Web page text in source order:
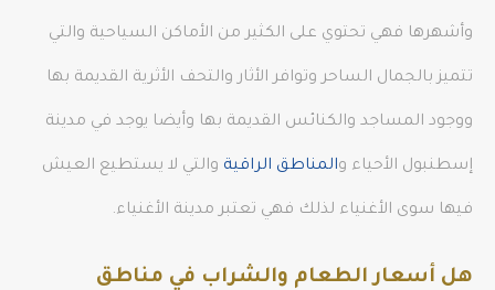
وأشهرها فهي تحتوي على الكثير من الأماكن السياحية والتي
تتميز بالجمال الساحر وتوافر الأثار والتحف الأثرية القديمة بها
ووجود المساجد والكنائس القديمة بها وأيضا يوجد في مدينة
إسطنبول الأحياء والمناطق الراقية والتي لا يستطيع العيش
فيها سوى الأغنياء لذلك فهي تعتبر مدينة الأغنياء.
هل أسعار الطعام والشراب في مناطق